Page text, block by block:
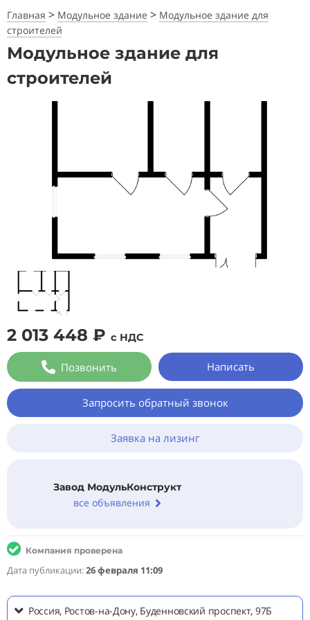
Главная > Модульное здание > Модульное здание для
строителей
Модульное здание для
строителей
2 013 448 ₽ с НДС
Позвонить Написать
Запросить обратный звонок
Заявка на лизинг
Завод МодульКонструкт
все объявления
Компания проверена
Дата публикации:26 февраля 11:09
Россия, Ростов-на-Дону, Буденновский проспект, 97Б